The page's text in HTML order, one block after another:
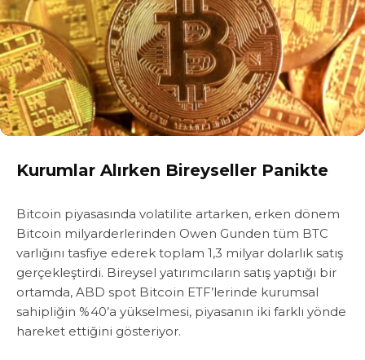
Kurumlar Alırken Bireyseller Panikte
Bitcoin piyasasında volatilite artarken, erken dönem
Bitcoin milyarderlerinden Owen Gunden tüm BTC
varlığını tasfiye ederek toplam 1,3 milyar dolarlık satış
gerçekleştirdi. Bireysel yatırımcıların satış yaptığı bir
ortamda, ABD spot Bitcoin ETF’lerinde kurumsal
sahipliğin %40’a yükselmesi, piyasanın iki farklı yönde
hareket ettiğini gösteriyor.